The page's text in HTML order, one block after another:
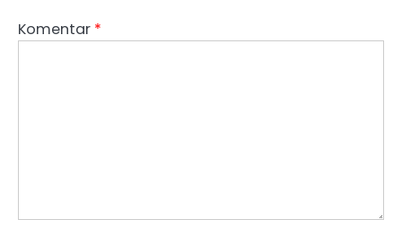
Komentar *